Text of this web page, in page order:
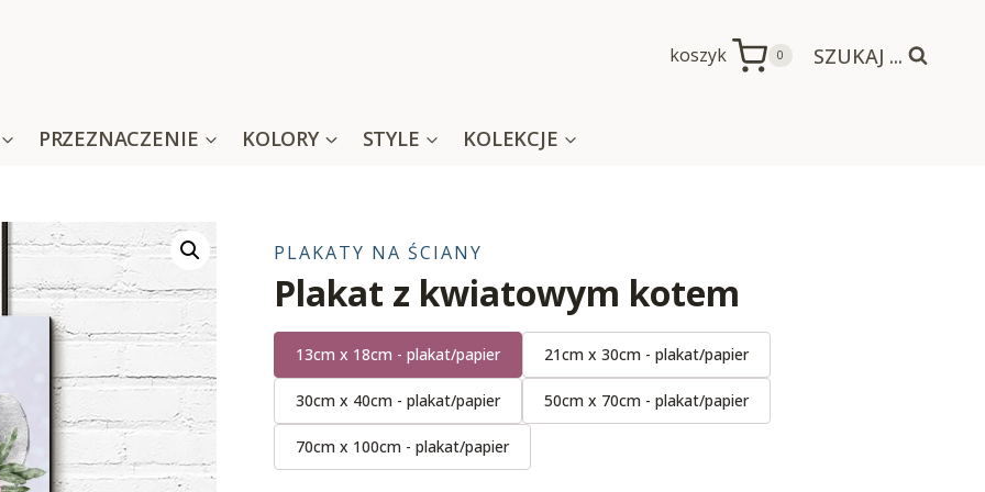
koszyk 0 SZUKAJ ...
PRZEZNACZENIE KOLORY STYLE KOLEKCJE
PLAKATY NA ŚCIANY
Plakat z kwiatowym kotem
13cm x 18cm - plakat/papier 21cm x 30cm - plakat/papier
30cm x 40cm - plakat/papier 50cm x 70cm - plakat/papier
70cm x 100cm - plakat/papier